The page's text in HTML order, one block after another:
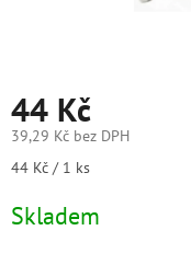
44 Kč
39,29 Kč bez DPH
Měrná
44 Kč / 1 ks
Skladem